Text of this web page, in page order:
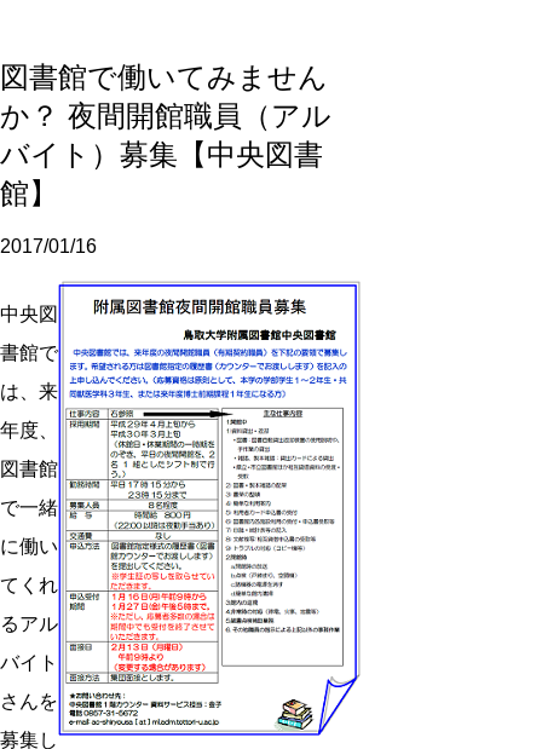
図書館で働いてみません
か？ 夜間開館職員（アル
バイト）募集【中央図書
館】
2017/01/16
中央図
書館で
は、来
年度、
図書館
で一緒
に働い
てくれ
るアル
バイト
さんを
募集し